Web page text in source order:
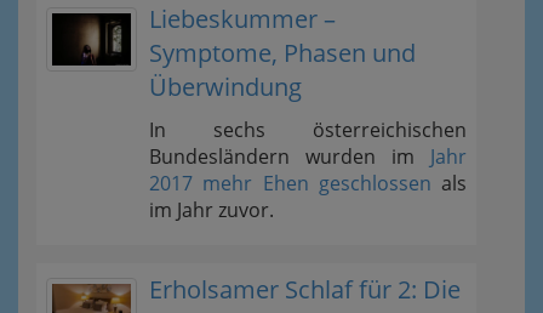
Liebeskummer –
Symptome, Phasen und
Überwindung
In sechs österreichischen
Bundesländern wurden im Jahr
2017 mehr Ehen geschlossen als
im Jahr zuvor.
Erholsamer Schlaf für 2: Die